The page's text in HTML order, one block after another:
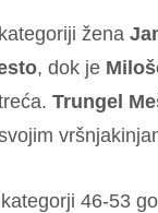
žena
, dok je
Trungel
46-53